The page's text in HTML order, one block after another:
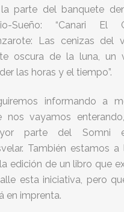
parte del banquete
Sueño: “Canari El
Las cenizas del
oscura de la luna, un
las horas y el tiempo”.
informando a
nos vayamos
parte del Somni
También estamos a
edición de un libro que
esta iniciativa, pero
en imprenta.